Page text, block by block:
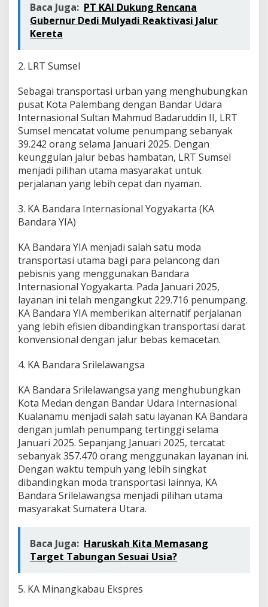
Baca Juga: PT KAI Dukung Rencana
Gubernur Dedi Mulyadi Reaktivasi Jalur
Kereta
2. LRT Sumsel
Sebagai transportasi urban yang menghubungkan
pusat Kota Palembang dengan Bandar Udara
Internasional Sultan Mahmud Badaruddin II, LRT
Sumsel mencatat volume penumpang sebanyak
39.242 orang selama Januari 2025. Dengan
keunggulan jalur bebas hambatan, LRT Sumsel
menjadi pilihan utama masyarakat untuk
perjalanan yang lebih cepat dan nyaman.
3. KA Bandara Internasional Yogyakarta (KA
Bandara YIA)
KA Bandara YIA menjadi salah satu moda
transportasi utama bagi para pelancong dan
pebisnis yang menggunakan Bandara
Internasional Yogyakarta. Pada Januari 2025,
layanan ini telah mengangkut 229.716 penumpang.
KA Bandara YIA memberikan alternatif perjalanan
yang lebih efisien dibandingkan transportasi darat
konvensional dengan jalur bebas kemacetan.
4. KA Bandara Srilelawangsa
KA Bandara Srilelawangsa yang menghubungkan
Kota Medan dengan Bandar Udara Internasional
Kualanamu menjadi salah satu layanan KA Bandara
dengan jumlah penumpang tertinggi selama
Januari 2025. Sepanjang Januari 2025, tercatat
sebanyak 357.470 orang menggunakan layanan ini.
Dengan waktu tempuh yang lebih singkat
dibandingkan moda transportasi lainnya, KA
Bandara Srilelawangsa menjadi pilihan utama
masyarakat Sumatera Utara.
Baca Juga: Haruskah Kita Memasang
Target Tabungan Sesuai Usia?
5. KA Minangkabau Ekspres